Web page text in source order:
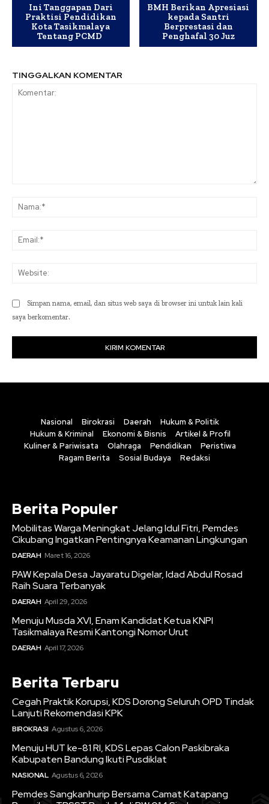
Ini Tanggapan Dari
Praktisi Pendidikan
Kota Tasikmalaya
Tentang PCMD
BMH Berikan Apresiasi
kepada Santri
Berprestasi dan
Penghafal 30 Juz
TINGGALKAN KOMENTAR
Simpan nama, email, dan situs web saya di browser ini untuk lain kali
saya berkomentar.
Nasional Birokrasi Daerah
Hukum & Politik
Hukum & Kriminal
Ekonomi & Bisnis
Artikel & Profil
Kuliner & Pariwisata
Olahraga Pendidikan
Peristiwa
Ragam Berita
Sosial Budaya Redaksi
Berita Populer
Mobilitas Warga Meningkat Jelang Idul Fitri, Pemdes
Cikubang Ingatkan Pentingnya Keamanan Lingkungan
DAERAH Maret 16, 2026
PAW Kepala Desa Jayaratu Digelar, Idad Abdul Rosad
Raih Suara Terbanyak
DAERAH April 29, 2026
Menuju Musda XVI, Enam Kandidat Ketua KNPI
Tasikmalaya Resmi Kantongi Nomor Urut
DAERAH April 17, 2026
Berita Terbaru
Cegah Praktik Korupsi, KDS Dorong Seluruh OPD Tindak
Lanjuti Rekomendasi KPK
BIROKRASI Agustus 6, 2026
Menuju HUT ke-81 RI, KDS Lepas Calon Paskibraka
Kabupaten Bandung Ikuti Pusdiklat
NASIONAL Agustus 6, 2026
Pemdes Sangkanhurip Bersama Camat Katapang